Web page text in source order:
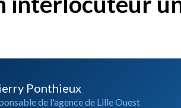
Ponthieux
de l'agence de Lille Ouest